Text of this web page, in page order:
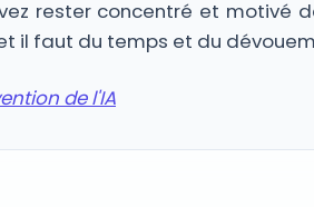
rester concentré et motivé
il faut du temps et du
de l'IA